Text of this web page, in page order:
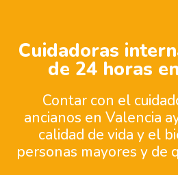
Cuidadoras
de 24 horas
Contar con el
ancianos en Valencia
calidad de vida y el
personas mayores y de